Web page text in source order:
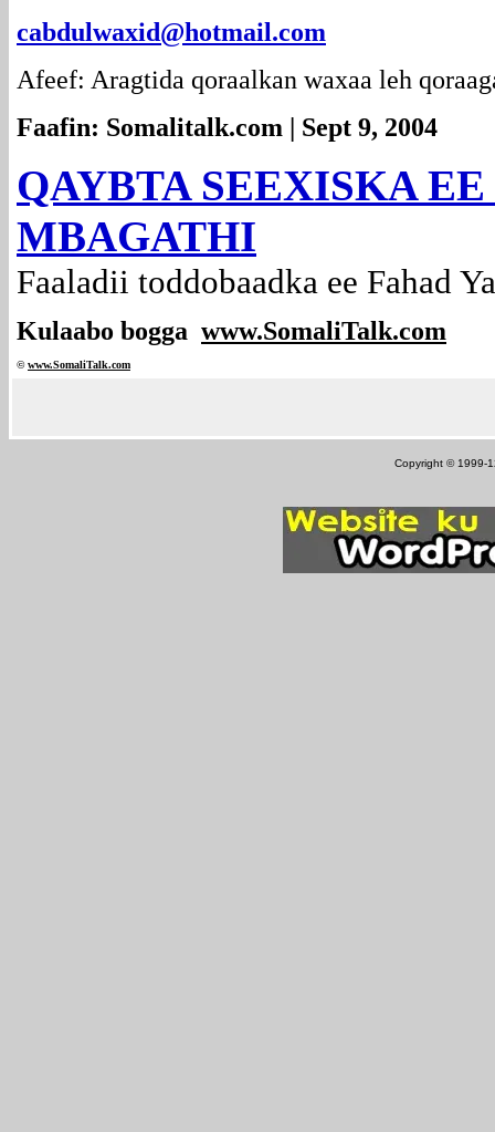
cabdulwaxid@hotmail.com
Afeef: Aragtida qoraalkan waxaa leh
Faafin: Somalitalk.com | Sept 9, 2004
QAYBTA SEEXISKA
MBAGATHI
Faaladii toddobaadka ee Fahad
Kulaabo bogga www.SomaliTalk.com
©www.SomaliTalk.com
Copyright © 1999-